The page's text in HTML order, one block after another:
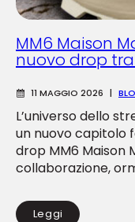
MM6 Maison
nuovo drop
11 MAGGIO 2026 |
L’universo dello
un nuovo capitolo
drop MM6 Maison
collaborazione,
Leggi